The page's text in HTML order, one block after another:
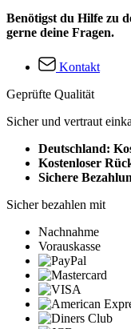
Benötigst du Hilfe zu
gerne deine Fragen.
Kontakt
Geprüfte Qualität
Sicher und vertraut
Deutschland:
Kostenloser
Sichere
Sicher bezahlen mit
Nachnahme
Vorauskasse